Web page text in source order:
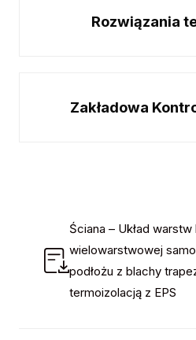
Rozwiązania
Zakładowa
Ściana – Układ
wielowarstwowej
podłożu z blachy
termoizolacją z EPS